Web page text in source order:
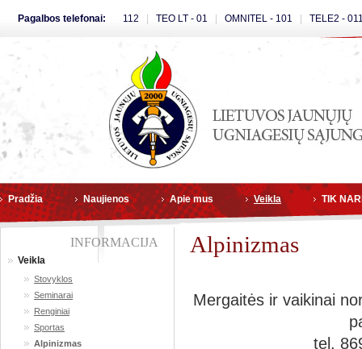
Pagalbos telefonai: 112 TEO LT - 01 OMNITEL - 101 TELE2 -
Pradžia Naujienos Apie mus Veikla TIK
INFORMACIJA
Veikla
Stovyklos
Seminarai
Renginiai
Sportas
Alpinizmas
Alpinizmas
Mergaitės ir vaikinai
tel.